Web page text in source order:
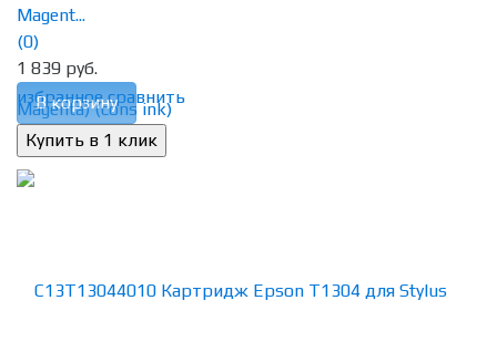
избранное сравнить
Magent...
(0)
1 839 руб.
В корзину